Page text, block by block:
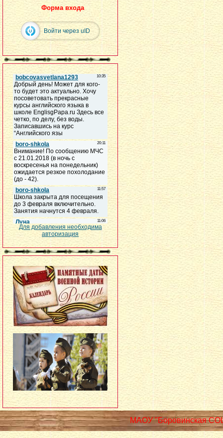
Форма входа
Войти через uID
Для добавления необходима
авторизация
МАОУ "Боровинская